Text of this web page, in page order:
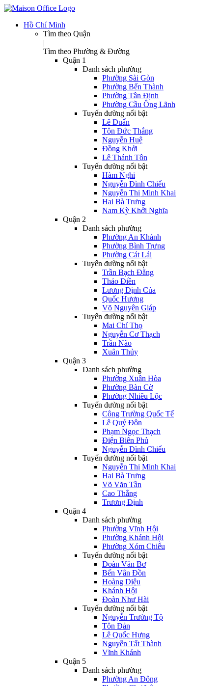
Hồ Chí Minh
Tìm theo Quận
|
Tìm theo Phường & Đường
Quận 1
Danh sách phường
Phường Sài Gòn
Phường Bến Thành
Phường Tân Định
Phường Cầu Ông Lãnh
Tuyến đường nổi bật
Lê Duẩn
Tôn Đức Thắng
Nguyễn Huệ
Đồng Khởi
Lê Thánh Tôn
Tuyến đường nổi bật
Hàm Nghi
Nguyễn Đình Chiểu
Nguyễn Thị Minh Khai
Hai Bà Trưng
Nam Kỳ Khởi Nghĩa
Quận 2
Danh sách phường
Phường An Khánh
Phường Bình Trưng
Phường Cát Lái
Tuyến đường nổi bật
Trần Bạch Đằng
Thảo Điền
Lương Định Của
Quốc Hương
Võ Nguyên Giáp
Tuyến đường nổi bật
Mai Chí Thọ
Nguyễn Cơ Thạch
Trần Não
Xuân Thủy
Quận 3
Danh sách phường
Phường Xuân Hòa
Phường Bàn Cờ
Phường Nhiêu Lộc
Tuyến đường nổi bật
Công Trường Quốc Tế
Lê Quý Đôn
Phạm Ngọc Thạch
Điện Biên Phủ
Nguyễn Đình Chiểu
Tuyến đường nổi bật
Nguyễn Thị Minh Khai
Hai Bà Trưng
Võ Văn Tần
Cao Thắng
Trương Định
Quận 4
Danh sách phường
Phường Vĩnh Hội
Phường Khánh Hội
Phường Xóm Chiếu
Tuyến đường nổi bật
Đoàn Văn Bơ
Bến Vân Đồn
Hoàng Diệu
Khánh Hội
Đoàn Như Hài
Tuyến đường nổi bật
Nguyễn Trường Tộ
Tôn Đản
Lê Quốc Hưng
Nguyễn Tất Thành
Vĩnh Khánh
Quận 5
Danh sách phường
Phường An Đông